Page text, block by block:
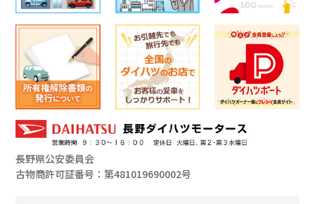
長野県公安委員会
古物商許可証番号：第481019690002号